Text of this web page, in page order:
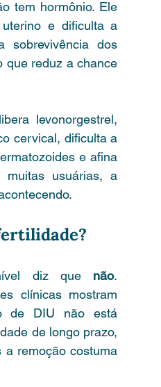
tem hormônio. Ele
e dificulta a
sobrevivência dos
que reduz a chance
levonorgestrel,
cervical, dificulta a
e afina
muitas usuárias, a
diz que não.
clínicas mostram
de DIU não está
de longo prazo,
a remoção costuma